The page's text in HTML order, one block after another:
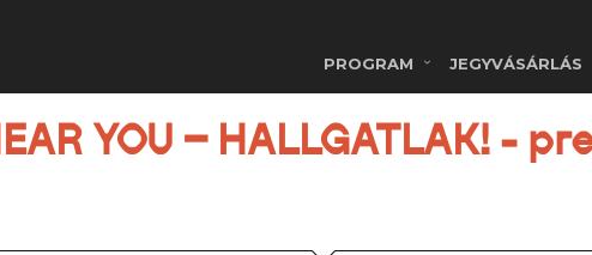
PROGRAM JEGYVÁSÁRLÁS
YOU – HALLGATLAK! -